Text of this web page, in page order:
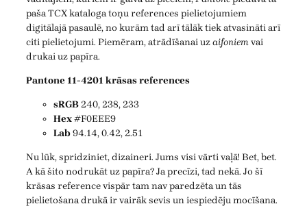
paša TCX kataloga toņu references pielietojumiem
digitālajā pasaulē, no kurām tad arī tālāk tiek atvasināti arī
citi pielietojumi. Piemēram, atrādīšanai uzaifoniemvai
drukai uz papīra.
Pantone 11-4201 krāsas references
sRGB240, 238, 233
Hex#F0EEE9
Lab94.14, 0.42, 2.51
Nu lūk, spridziniet, dizaineri. Jums visi vārti vaļā! Bet, bet.
A kā šito nodrukāt uz papīra? Ja precīzi, tad nekā. Jo šī
krāsas reference vispār tam nav paredzēta un tās
pielietošana drukā ir vairāk sevis un iespiedēju mocīšana.